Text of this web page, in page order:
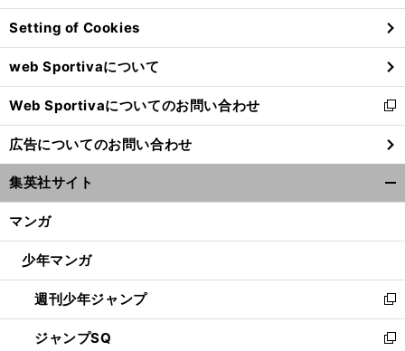
ン
ド
ウ
で
開
く
Setting of Cookies
web Sportivaについて
Web Sportivaについてのお問い合わせ
新
し
い
ウ
ィ
ン
ウ
開
く
広告についてのお問い合わせ
集英社サイト
マンガ
少年マンガ
週刊少年ジャンプ
新
し
い
ジャンプSQ
新